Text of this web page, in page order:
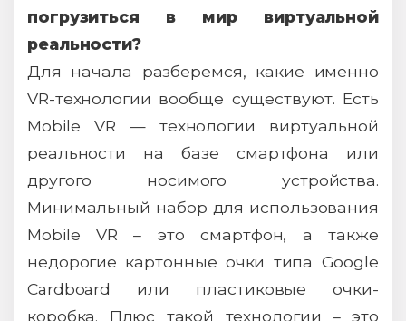
погрузиться в мир виртуальной
реальности?
Для начала разберемся, какие именно
VR-технологии вообще существуют. Есть
Mobile VR — технологии виртуальной
реальности на базе смартфона или
другого носимого устройства.
Минимальный набор для использования
Mobile VR – это смартфон, а также
недорогие картонные очки типа Google
Cardboard или пластиковые очки-
коробка. Плюс такой технологии – это